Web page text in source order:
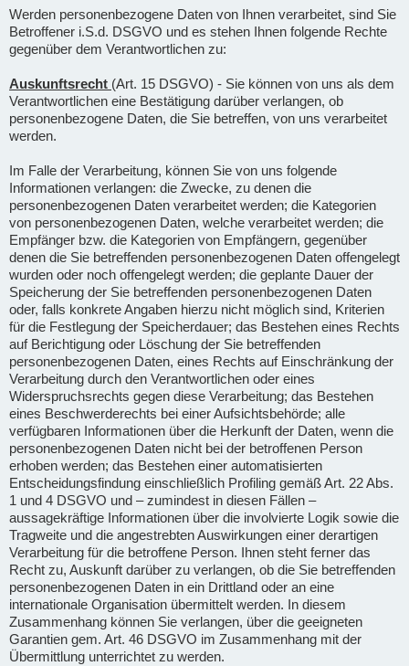
Werden personenbezogene Daten von Ihnen verarbeitet, sind Sie
Betroffener i.S.d. DSGVO und es stehen Ihnen folgende Rechte
gegenüber dem Verantwortlichen zu:
Auskunftsrecht (Art. 15 DSGVO) - Sie können von uns als dem
Verantwortlichen eine Bestätigung darüber verlangen, ob
personenbezogene Daten, die Sie betreffen, von uns verarbeitet
werden.
Im Falle der Verarbeitung, können Sie von uns folgende
Informationen verlangen: die Zwecke, zu denen die
personenbezogenen Daten verarbeitet werden; die Kategorien
von personenbezogenen Daten, welche verarbeitet werden; die
Empfänger bzw. die Kategorien von Empfängern, gegenüber
denen die Sie betreffenden personenbezogenen Daten offengelegt
wurden oder noch offengelegt werden; die geplante Dauer der
Speicherung der Sie betreffenden personenbezogenen Daten
oder, falls konkrete Angaben hierzu nicht möglich sind, Kriterien
für die Festlegung der Speicherdauer; das Bestehen eines Rechts
auf Berichtigung oder Löschung der Sie betreffenden
personenbezogenen Daten, eines Rechts auf Einschränkung der
Verarbeitung durch den Verantwortlichen oder eines
Widerspruchsrechts gegen diese Verarbeitung; das Bestehen
eines Beschwerderechts bei einer Aufsichtsbehörde; alle
verfügbaren Informationen über die Herkunft der Daten, wenn die
personenbezogenen Daten nicht bei der betroffenen Person
erhoben werden; das Bestehen einer automatisierten
Entscheidungsfindung einschließlich Profiling gemäß Art. 22 Abs.
1 und 4 DSGVO und – zumindest in diesen Fällen –
aussagekräftige Informationen über die involvierte Logik sowie die
Tragweite und die angestrebten Auswirkungen einer derartigen
Verarbeitung für die betroffene Person. Ihnen steht ferner das
Recht zu, Auskunft darüber zu verlangen, ob die Sie betreffenden
personenbezogenen Daten in ein Drittland oder an eine
internationale Organisation übermittelt werden. In diesem
Zusammenhang können Sie verlangen, über die geeigneten
Garantien gem. Art. 46 DSGVO im Zusammenhang mit der
Übermittlung unterrichtet zu werden.